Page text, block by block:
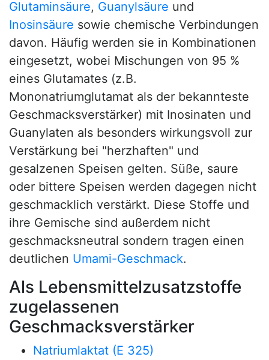
Glutaminsäure, Guanylsäure und
Inosinsäure sowie chemische Verbindungen
davon. Häufig werden sie in Kombinationen
eingesetzt, wobei Mischungen von 95 %
eines Glutamates (z.B.
Mononatriumglutamat als der bekannteste
Geschmacksverstärker) mit Inosinaten und
Guanylaten als besonders wirkungsvoll zur
Verstärkung bei "herzhaften" und
gesalzenen Speisen gelten. Süße, saure
oder bittere Speisen werden dagegen nicht
geschmacklich verstärkt. Diese Stoffe und
ihre Gemische sind außerdem nicht
geschmacksneutral sondern tragen einen
deutlichen Umami-Geschmack.
Als Lebensmittelzusatzstoffe
zugelassenen
Geschmacksverstärker
Natriumlaktat (E 325)